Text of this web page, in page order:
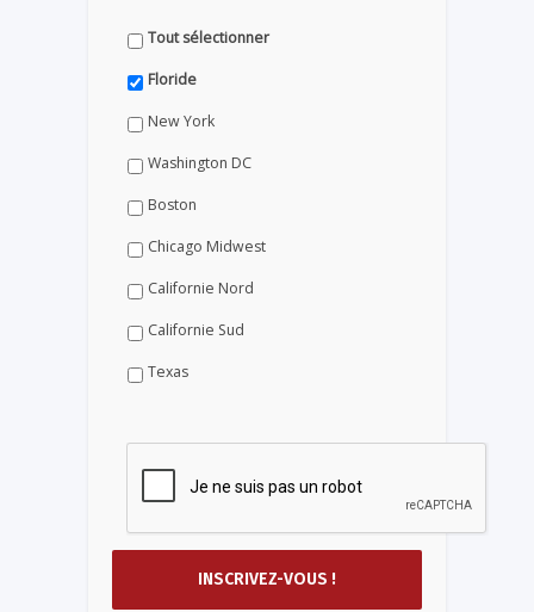
Tout sélectionner
Floride
New York
Washington DC
Boston
Chicago Midwest
Californie Nord
Californie Sud
Texas